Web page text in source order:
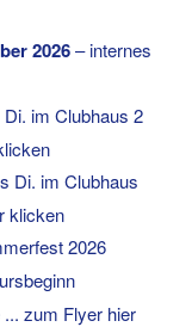
2026–internes
Di. im Clubhaus 2
Di. im Clubhaus
klicken
2026
zum Flyer hier